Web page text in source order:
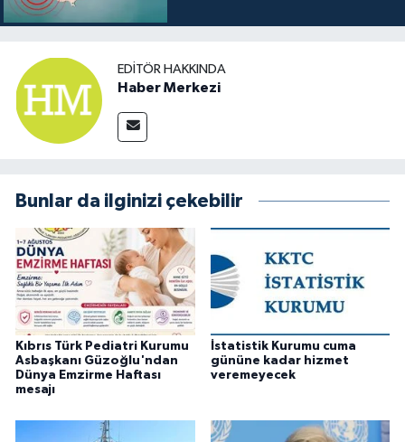
EDITÖR HAKKINDA
Haber Merkezi
Bunlar da ilginizi çekebilir
Kıbrıs Türk Pediatri Kurumu
Asbaşkanı Güzoğlu'ndan
Dünya Emzirme Haftası
mesajı
İstatistik Kurumu cuma
gününe kadar hizmet
veremeyecek